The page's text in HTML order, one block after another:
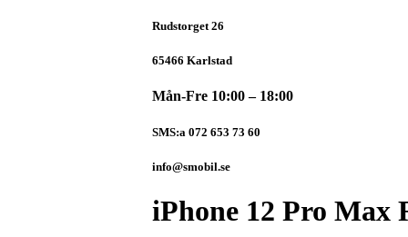
Rudstorget 26
65466 Karlstad
Mån-Fre 10:00 – 18:00
SMS:a 072 653 73 60
info@smobil.se
iPhone 12 Pro Max